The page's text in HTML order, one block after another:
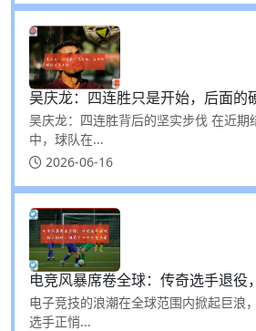
吴庆龙：四连胜只是开始，后面的
吴庆龙：四连胜背后的坚实步伐 在近期
中，球队在...
2026-06-16
电竞风暴席卷全球：传奇选手退役
电子竞技的浪潮在全球范围内掀起巨浪
选手正悄...